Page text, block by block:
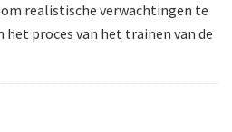
realistische verwachtingen te
het proces van het trainen van de